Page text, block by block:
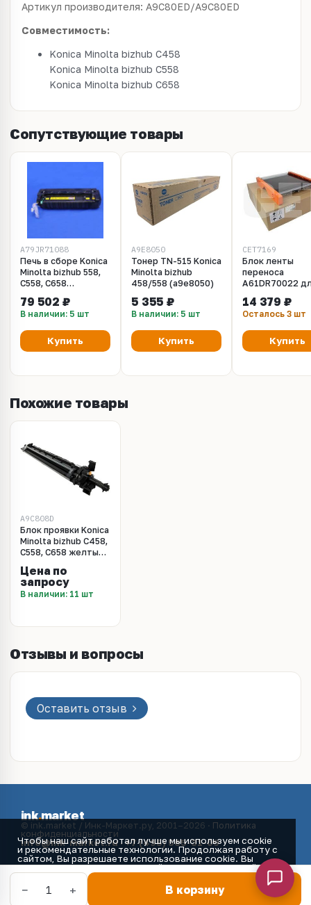
Артикул производителя: A9C80ED/А9C80ЕD
Совместимость:
Konica Minolta bizhub C458
Konica Minolta bizhub C558
Konica Minolta bizhub C658
Сопутствующие товары
A79JR71088
Печь в сборе Konica
Minolta bizhub 558,
C558, C658
A79JR71044 /
A79JR71055 /
A79JR71066 /
A79JR71077 /
A79JR71088 /
79 502 ₽
В наличии: 5 шт
Купить
A9E8050
Тонер TN-515 Konica
Minolta bizhub
458/558 (a9e8050)
5 355 ₽
В наличии: 5 шт
Купить
CET7169
Блок ленты
переноса
A61DR70022
Bizhub
224e/284e/
(CET), CET7169
14 379 ₽
Осталось 3 шт
Купить
Похожие товары
A9C808D
Блок проявки Konica
Minolta bizhub C458,
C558, C658 желтый
Цена по
запросу
В наличии: 11 шт
Отзывы и вопросы
Оставить отзыв
− 1 + В корзину
ink.market
© ink.market / Инк-Маркет.ру, 2001–2026 · Политика
конфиденциальности
info@ink-market.ru·+7 (495) 565-31-09
Чтобы наш сайт работал лучше мы используем cookie
и рекомендательные технологии. Продолжая работу с
сайтом, Вы разрешаете использование cookie. Вы
всегда можете отключить файлы cookie в настройках
Вашего браузера.
Принять